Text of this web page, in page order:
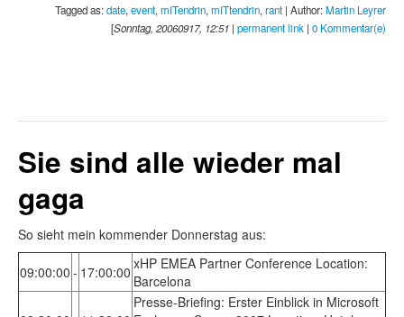
Tagged as:date,event,mITendrin,mITtendrin,rant | Author:Martin Leyrer
[Sonntag, 20060917, 12:51 | permanent link | 0 Kommentar(e)
Sie sind alle wieder mal
gaga
So sieht mein kommender Donnerstag aus:
09:00:00 - 17:00:00 xHP EMEA Partner Conference Location:
Barcelona
Presse-Briefing: Erster Einblick in Microsoft